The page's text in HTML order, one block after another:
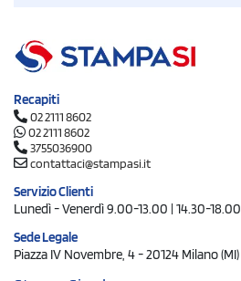
Recapiti
02 2111 8602
02 2111 8602
3755036900
contattaci@stampasi.it
Servizio Clienti
Lunedì - Venerdì 9.00-13.00 | 14.30-18.00
Sede Legale
Piazza IV Novembre, 4 - 20124 Milano (MI)